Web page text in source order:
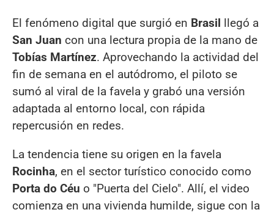
El fenómeno digital que surgió en Brasil llegó a
San Juan con una lectura propia de la mano de
Tobías Martínez. Aprovechando la actividad del
fin de semana en el autódromo, el piloto se
sumó al viral de la favela y grabó una versión
adaptada al entorno local, con rápida
repercusión en redes.
La tendencia tiene su origen en la favela
Rocinha, en el sector turístico conocido como
Porta do Céu o "Puerta del Cielo". Allí, el video
comienza en una vivienda humilde, sigue con la